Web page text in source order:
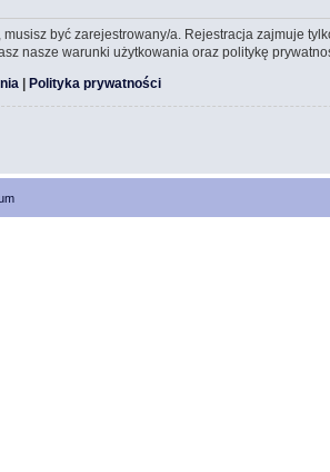
być zarejestrowany/a. Rejestracja zajmuje
nasze warunki użytkowania oraz politykę
| Polityka prywatności